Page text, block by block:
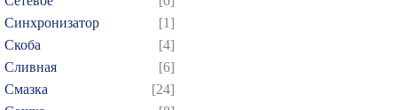
Синхронизатор
[1]
Скоба
[4]
Сливная
[6]
Смазка
[24]